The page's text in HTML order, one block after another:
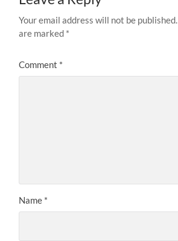
Your email address will not be published.
are marked *
Comment *
Name *